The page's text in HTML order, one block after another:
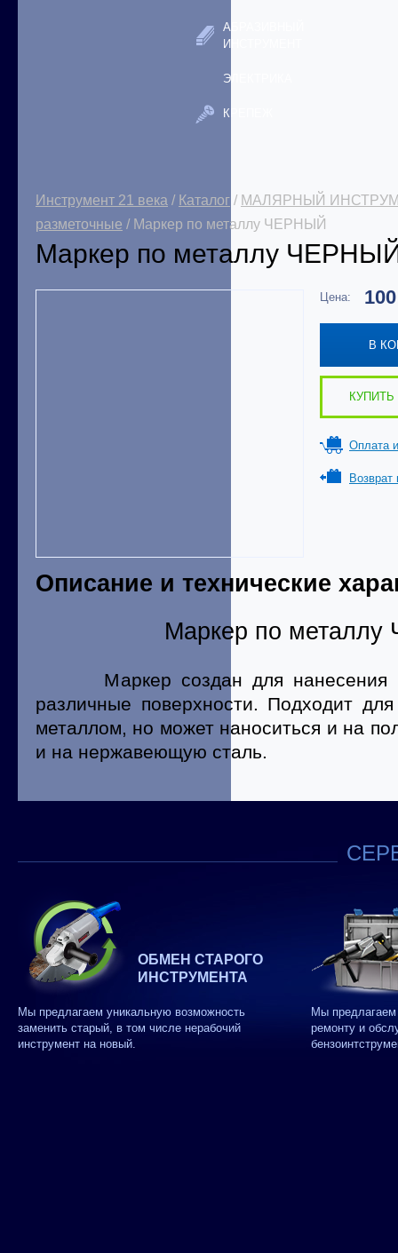
АБРАЗИВНЫЙ
ИНСТРУМЕНТ
ЭЛЕКТРИКА
КРЕПЕЖ
Инструмент 21 века / Каталог / МАЛЯРНЫЙ
разметочные / Маркер по металлу ЧЕРНЫЙ
Маркер по металлу
Цена:
В
КУПИТЬ
Оплата
Возврат
Описание и технические
Маркер по
Маркер создан для нанесения
различные поверхности. Подходит
металлом, но может наноситься и на
и на нержавеющую сталь.
ОБМЕН СТАРОГО
ИНСТРУМЕНТА
Мы предлагаем уникальную возможность
заменить старый, в том числе нерабочий
инструмент на новый.
Мы
ремонту и